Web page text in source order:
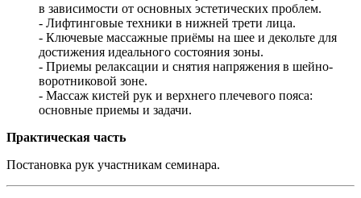
в зависимости от основных эстетических проблем.
- Лифтинговые техники в нижней трети лица.
- Ключевые массажные приёмы на шее и декольте для
достижения идеального состояния зоны.
- Приемы релаксации и снятия напряжения в шейно-
воротниковой зоне.
- Массаж кистей рук и верхнего плечевого пояса:
основные приемы и задачи.
Практическая часть
Постановка рук участникам семинара.